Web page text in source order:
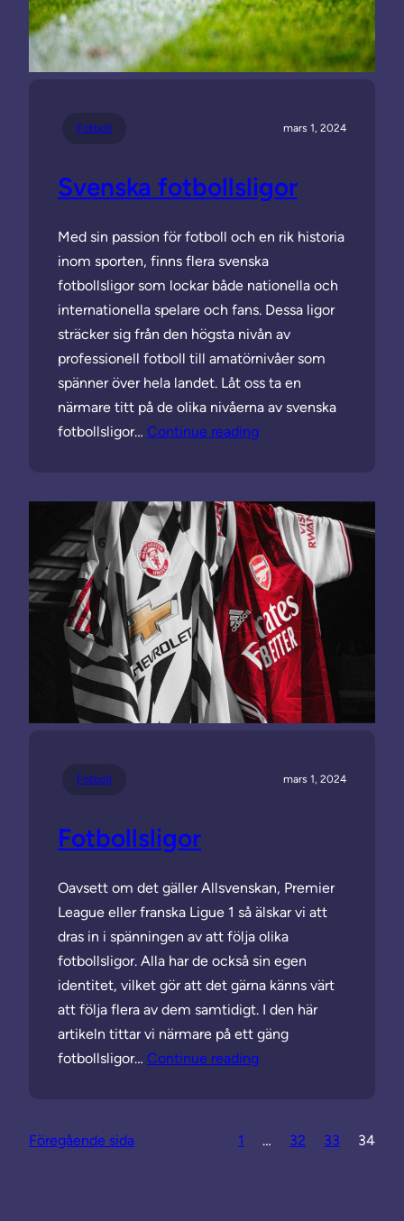
Fotboll mars 1, 2024
Svenska fotbollsligor
Med sin passion för fotboll och en rik historia
inom sporten, finns flera svenska
fotbollsligor som lockar både nationella och
internationella spelare och fans. Dessa ligor
sträcker sig från den högsta nivån av
professionell fotboll till amatörnivåer som
spänner över hela landet. Låt oss ta en
närmare titt på de olika nivåerna av svenska
fotbollsligor… Continue reading
Fotboll mars 1, 2024
Fotbollsligor
Oavsett om det gäller Allsvenskan, Premier
League eller franska Ligue 1 så älskar vi att
dras in i spänningen av att följa olika
fotbollsligor. Alla har de också sin egen
identitet, vilket gör att det gärna känns värt
att följa flera av dem samtidigt. I den här
artikeln tittar vi närmare på ett gäng
fotbollsligor… Continue reading
Föregående sida 1 … 32 33 34